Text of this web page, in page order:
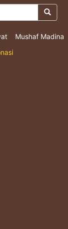
Mushaf Madina